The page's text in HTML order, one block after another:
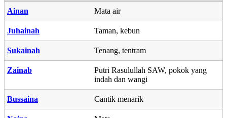
Ainan Mata air
Juhainah Taman, kebun
Sukainah Tenang, tentram
Zainab
Putri Rasulullah SAW, pokok yang
indah dan wangi
Bussaina Cantik menarik